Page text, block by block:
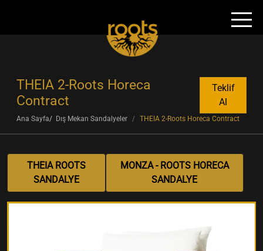
THEIA 2-Roots Horeca
Contract
Teklif
Al
Ana Sayfa Dış Mekan Sandalyeler THEIA 2-Roots Horeca Contract
THEIA ROOTS
SANDALYE
MONZA - ROOTS HORECA
SANDALYE